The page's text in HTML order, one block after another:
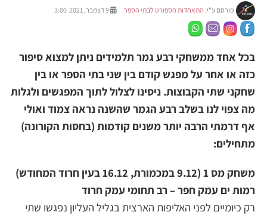
פורסם ע"י: התאחדות הספורט לבתי הספר
בכל אחד ממשחקי רבע גמר תלמידים ניתן למצוא סיפור
כזה או אחר על מפגש קודם בין שני בתי הספר או בין
שחקני שתי הקבוצות. ניסינו לצלול לתוך המפגשים ולגלות
מה צפוי לנו בשלב רבע הגמר שהשנה נראה צמוד ואולי
אף דרמתי הרבה יותר משנים קודמות (בחסות הקורונה)
מתחילים:
משחק מס 1 (9.12 במכמורת, 16.12 בעין חרוד המחודש)
רמות ים עמק חפר – רב תחומי עמק חרוד
רק כיומיים לפני האליפות הארצית בגליל העליון נפגשו שתי